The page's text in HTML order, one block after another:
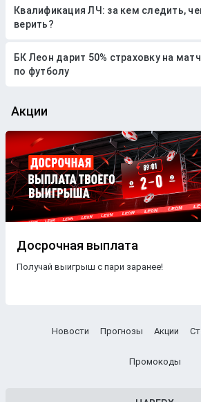
Квалификация ЛЧ: за кем следить,
верить?
БК Леон дарит 50% страховку на
по футболу
Акции
Досрочная выплата
Получай выигрыш с пари заранее!
Новости Прогнозы Акции
Промокоды